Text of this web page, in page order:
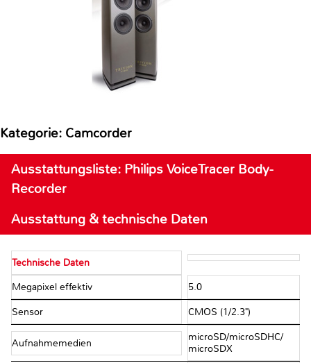
Kategorie: Camcorder
Ausstattungsliste: Philips VoiceTracer Body-
Recorder
Ausstattung & technische Daten
Technische Daten
Megapixel effektiv 5.0
Sensor CMOS (1/2.3")
Aufnahmemedien
microSD/​microSDHC/​
microSDX